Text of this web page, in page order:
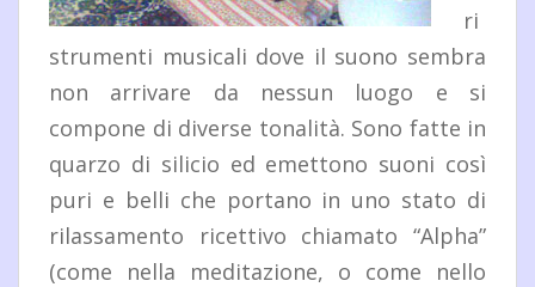
ri
strumenti musicali dove il suono sembra
non arrivare da nessun luogo e si
compone di diverse tonalità. Sono fatte in
quarzo di silicio ed emettono suoni così
puri e belli che portano in uno stato di
rilassamento ricettivo chiamato “Alpha”
(come nella meditazione, o come nello